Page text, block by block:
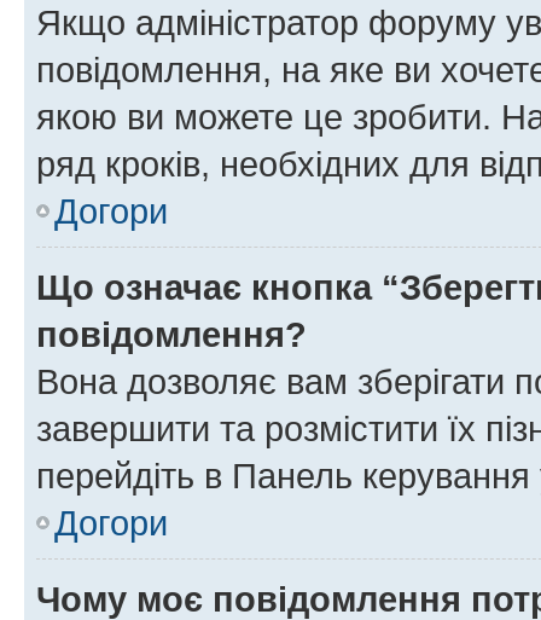
Якщо адміністратор форуму
повідомлення, на яке ви
якою ви можете це зробити.
ряд кроків, необхідних для
Догори
Що означає кнопка
повідомлення?
Вона дозволяє вам зберігати
завершити та розмістити їх
перейдіть в Панель керування
Догори
Чому моє повідомлення